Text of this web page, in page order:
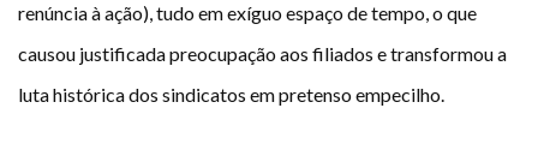
renúncia à ação), tudo em exíguo espaço de tempo, o que
causou justificada preocupação aos filiados e transformou a
luta histórica dos sindicatos em pretenso empecilho.